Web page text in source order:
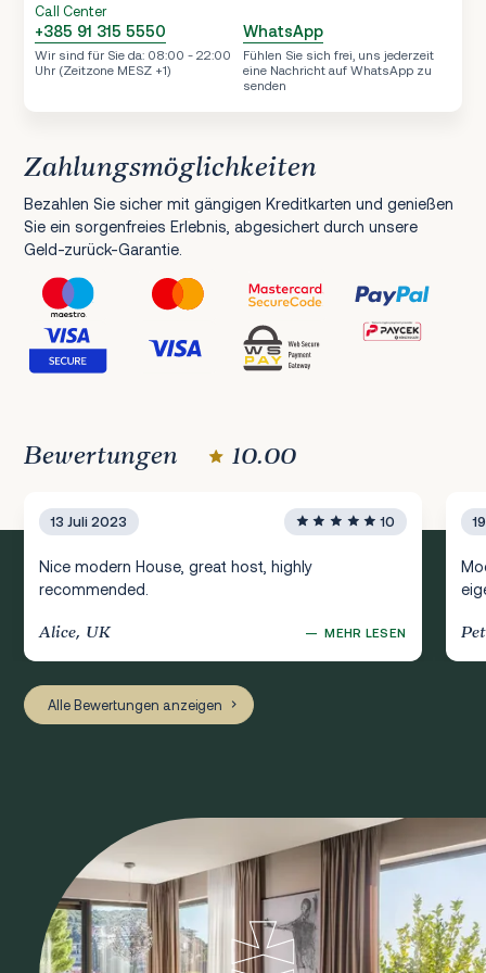
Call Center
+385 91 315 5550
Wir sind für Sie da: 08:00 - 22:00
Uhr (Zeitzone MESZ +1)
WhatsApp
Fühlen Sie sich frei, uns jederzeit
eine Nachricht auf WhatsApp zu
senden
Zahlungsmöglichkeiten
Bezahlen Sie sicher mit gängigen Kreditkarten und genießen
Sie ein sorgenfreies Erlebnis, abgesichert durch unsere
Geld-zurück-Garantie.
Bewertungen 10.00
13 Juli 2023 10
Nice modern House, great host, highly
recommended.
Alice, UK — MEHR LESEN
Alle Bewertungen anzeigen